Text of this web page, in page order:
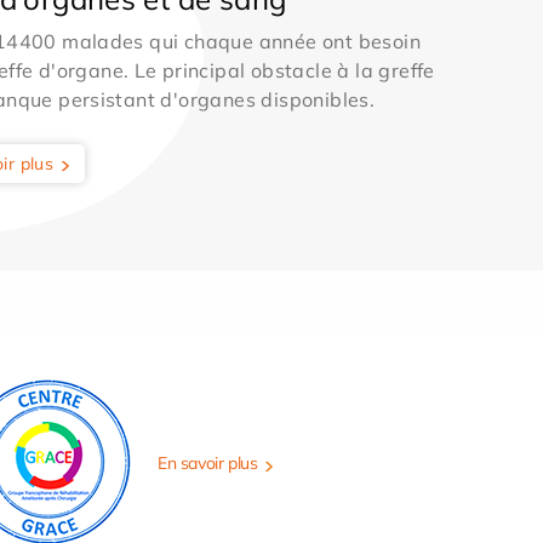
malades qui chaque année ont besoin
d'organe. Le principal obstacle à la greffe
persistant d'organes disponibles.
plus
En savoir plus